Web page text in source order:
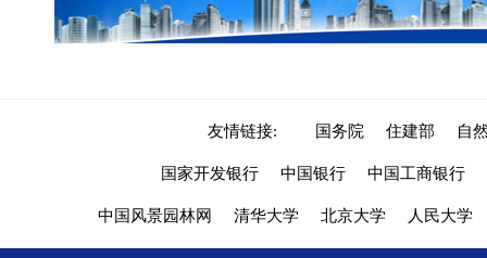
友情链接: 国务院 住建部 自
国家开发银行 中国银行 中国工商银行
中国风景园林网 清华大学 北京大学 人民大学